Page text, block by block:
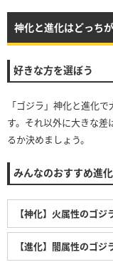
神化と進化はどっち
好きな方を選ぼう
「ゴジラ」神化と進化
す。それ以外に大きな
るか決めましょう。
みんなのおすすめ進
【神化】火属性のゴジ
【進化】闇属性のゴジ